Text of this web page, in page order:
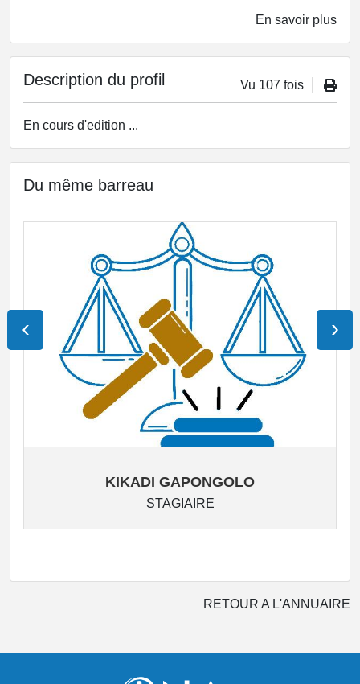
En savoir plus
Description du profil Vu 107 fois
En cours d'edition ...
Du même barreau
KIKADI GAPONGOLO
STAGIAIRE
‹ ›
RETOUR A L'ANNUAIRE